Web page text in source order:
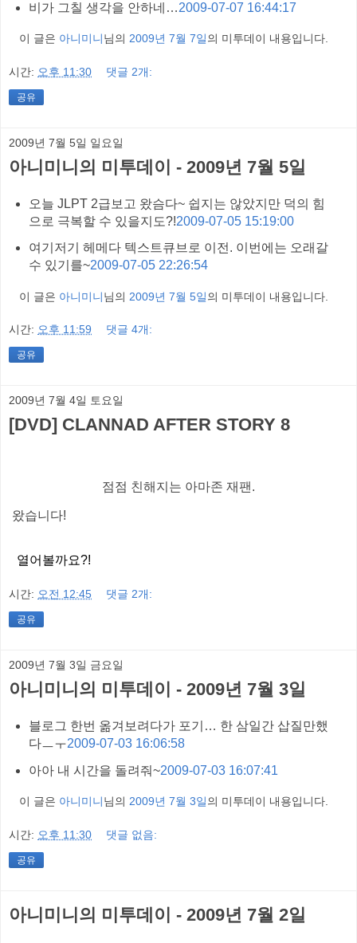
비가 그칠 생각을 안하네…2009-07-07 16:44:17
이 글은 아니미니님의 2009년 7월 7일의 미투데이 내용입니다.
시간: 오후 11:30 댓글 2개:
공유
2009년 7월 5일 일요일
아니미니의 미투데이 - 2009년 7월 5일
오늘 JLPT 2급보고 왔슴다~ 쉽지는 않았지만 덕의 힘
으로 극복할 수 있을지도?!2009-07-05 15:19:00
여기저기 헤메다 텍스트큐브로 이전. 이번에는 오래갈
수 있기를~2009-07-05 22:26:54
이 글은 아니미니님의 2009년 7월 5일의 미투데이 내용입니다.
시간: 오후 11:59 댓글 4개:
공유
2009년 7월 4일 토요일
[DVD] CLANNAD AFTER STORY 8
점점 친해지는 아마존 재팬.
왔습니다!
열어볼까요?!
시간: 오전 12:45 댓글 2개:
공유
2009년 7월 3일 금요일
아니미니의 미투데이 - 2009년 7월 3일
블로그 한번 옮겨보려다가 포기… 한 삼일간 삽질만했
다ㅡㅜ2009-07-03 16:06:58
아아 내 시간을 돌려줘~2009-07-03 16:07:41
이 글은 아니미니님의 2009년 7월 3일의 미투데이 내용입니다.
시간: 오후 11:30 댓글 없음:
공유
아니미니의 미투데이 - 2009년 7월 2일